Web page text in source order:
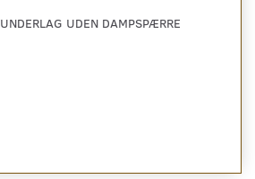
UDEN DAMPSPÆRRE